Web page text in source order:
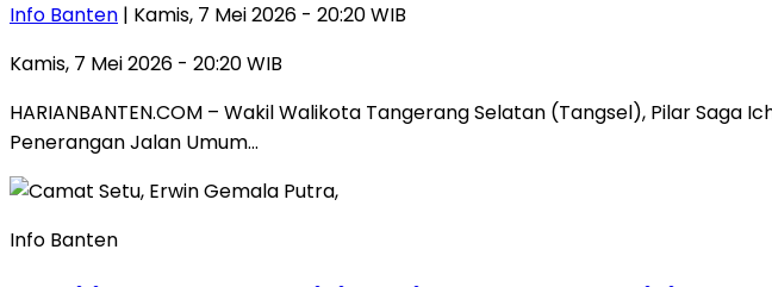
Info Banten | Kamis, 7 Mei 2026 - 20:20 WIB
Kamis, 7 Mei 2026 - 20:20 WIB
HARIANBANTEN.COM – Wakil Walikota Tangerang Selatan (Tangsel), Pilar
Penerangan Jalan Umum…
Info Banten